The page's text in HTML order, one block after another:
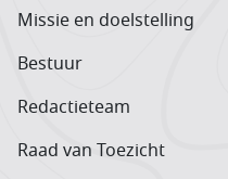
Missie en doelstelling
Bestuur
Redactieteam
Raad van Toezicht